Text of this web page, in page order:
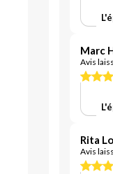
Marc
Avis
Rita
Avis